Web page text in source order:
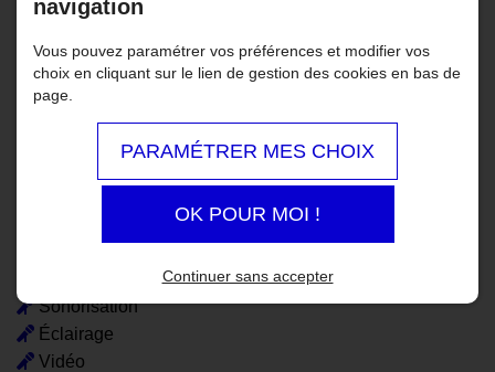
LA LOCATION
Notre parc de matériel est à disposition en location pour
nos clients particulier, professionnel et collectivités.
Sonorisation
Éclairage
Vidéo
navigation
Vous pouvez paramétrer vos préférences et modifier vos
choix en cliquant sur le lien de gestion des cookies en bas de
page.
PARAMÉTRER MES CHOIX
OK POUR MOI !
Continuer sans accepter